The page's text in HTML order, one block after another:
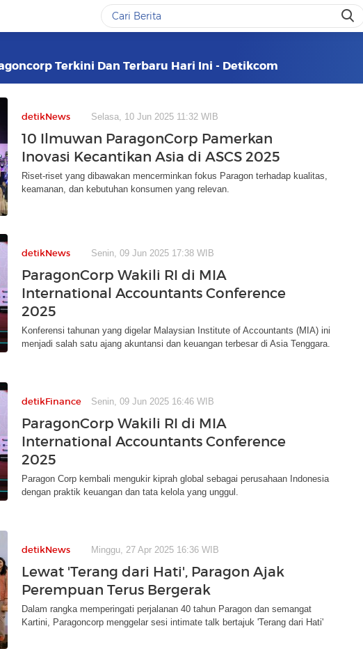
Terkini Dan Terbaru Hari Ini - Detikcom
detikNews Selasa, 10 Jun 2025 11:32 WIB
10 Ilmuwan ParagonCorp Pamerkan
Inovasi Kecantikan Asia di ASCS 2025
Riset-riset yang dibawakan mencerminkan fokus Paragon terhadap kualitas,
keamanan, dan kebutuhan konsumen yang relevan.
detikNews Senin, 09 Jun 2025 17:38 WIB
ParagonCorp Wakili RI di MIA
International Accountants Conference
2025
Konferensi tahunan yang digelar Malaysian Institute of Accountants (MIA) ini
menjadi salah satu ajang akuntansi dan keuangan terbesar di Asia Tenggara.
detikFinance Senin, 09 Jun 2025 16:46 WIB
ParagonCorp Wakili RI di MIA
International Accountants Conference
2025
Paragon Corp kembali mengukir kiprah global sebagai perusahaan Indonesia
dengan praktik keuangan dan tata kelola yang unggul.
detikNews Minggu, 27 Apr 2025 16:36 WIB
Lewat 'Terang dari Hati', Paragon Ajak
Perempuan Terus Bergerak
Dalam rangka memperingati perjalanan 40 tahun Paragon dan semangat
Kartini, Paragoncorp menggelar sesi intimate talk bertajuk 'Terang dari Hati'